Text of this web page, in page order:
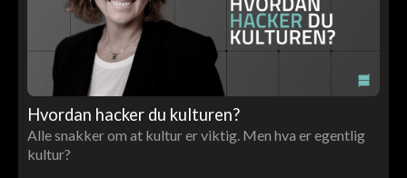
Hvordan hacker du kulturen?
Alle snakker om at kultur er viktig. Men hva er egentlig
kultur?